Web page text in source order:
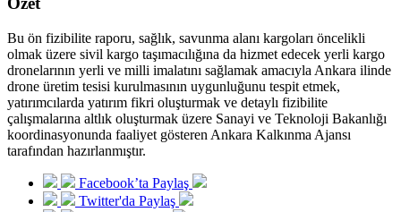
Bu ön fizibilite raporu, sağlık, savunma alanı kargoları öncelikli
olmak üzere sivil kargo taşımacılığına da hizmet edecek yerli kargo
dronelarının yerli ve milli imalatını sağlamak amacıyla Ankara ilinde
drone üretim tesisi kurulmasının uygunluğunu tespit etmek,
yatırımcılarda yatırım fikri oluşturmak ve detaylı fizibilite
çalışmalarına altlık oluşturmak üzere Sanayi ve Teknoloji Bakanlığı
koordinasyonunda faaliyet gösteren Ankara Kalkınma Ajansı
tarafından hazırlanmıştır.
Facebook’ta Paylaş
Twitter'da Paylaş